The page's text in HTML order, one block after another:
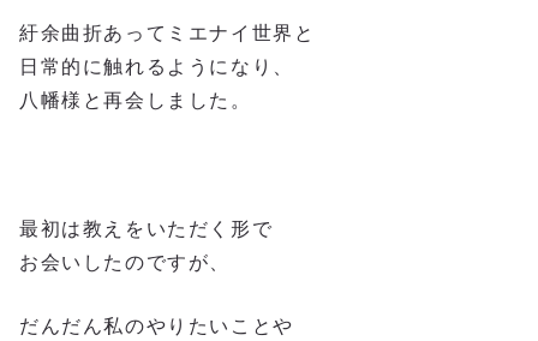
紆余曲折あってミエナイ世界と
日常的に触れるようになり、
八幡様と再会しました。
最初は教えをいただく形で
お会いしたのですが、
だんだん私のやりたいことや